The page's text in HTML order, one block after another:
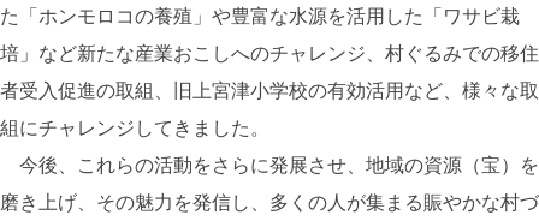
た「ホンモロコの養殖」や豊富な水源を活用した「ワサビ栽
培」など新たな産業おこしへのチャレンジ、村ぐるみでの移住
者受入促進の取組、旧上宮津小学校の有効活用など、様々な取
組にチャレンジしてきました。
今後、これらの活動をさらに発展させ、地域の資源（宝）を
磨き上げ、その魅力を発信し、多くの人が集まる賑やかな村づ